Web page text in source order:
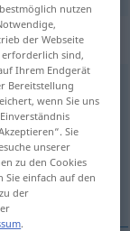
nutzen
der Webseite
erforderlich sind,
Ihrem Endgerät
Bereitstellung
wenn Sie uns
Sie
unserer
zu den Cookies
Sie einfach auf den
der
.